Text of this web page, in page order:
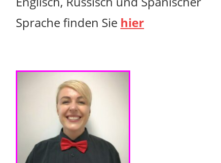
Sprache finden Sie hier